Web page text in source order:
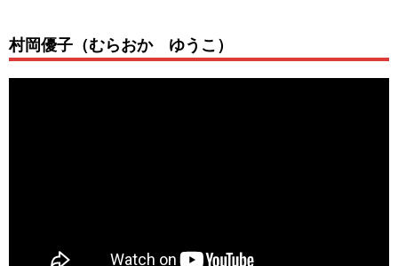
村岡優子（むらおか ゆうこ）